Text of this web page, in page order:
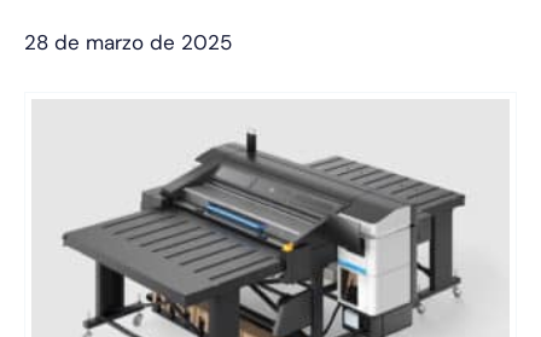
28 de marzo de 2025